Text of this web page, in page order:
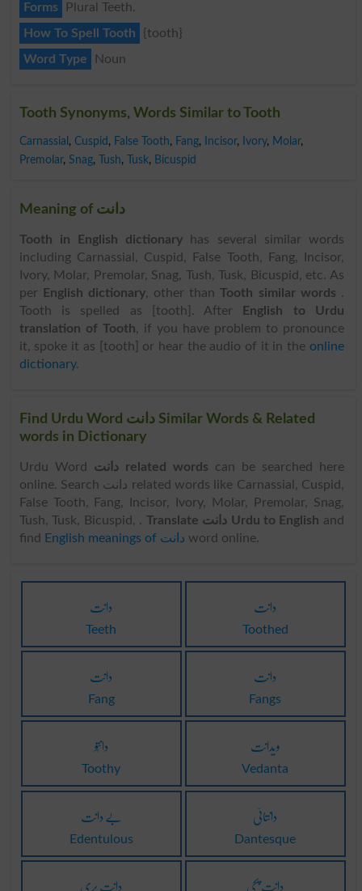
Forms
Plural Teeth.
How To Spell Tooth
{tooth}
Word Type
Noun
Tooth Synonyms, Words Similar to Tooth
Carnassial , Cuspid , False Tooth, Fang, Incisor, Ivory, Molar,
Premolar, Snag, Tush, Tusk, Bicuspid
Meaning of دانت
Tooth in English dictionary has several similar words
including Carnassial, Cuspid, False Tooth, Fang, Incisor,
Ivory, Molar, Premolar, Snag, Tush, Tusk, Bicuspid, etc. As
per
English dictionary, other thanTooth similar words .
Tooth is spelled as [tooth]. After
English to Urdu
translation of Tooth, if you have problem to pronounce
it, spoke it as [tooth] or hear the audio of it in the online
dictionary.
Find Urdu Word دانت Similar Words & Related
words in Dictionary
Urdu Word دانت related words can be searched here
online. Search دانت related words like Carnassial, Cuspid,
False Tooth, Fang, Incisor, Ivory, Molar, Premolar, Snag,
Tush, Tusk, Bicuspid, .
Translate دانت Urdu to English and
find
English meanings of دانت word online.
دانت
Teeth
دانت
Toothed
دانت
Fang
دانت
Fangs
دانتُو
Toothy
ویدانت
Vedanta
بے دانت
Edentulous
دانتائی
Dantesque